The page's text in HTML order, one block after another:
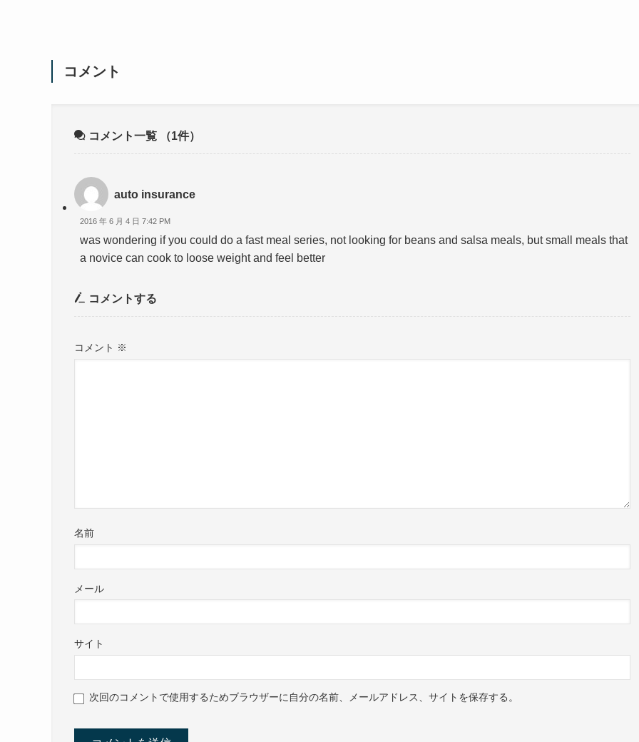
コメント
コメント一覧 （1件）
auto insurance
2016 年 6 月 4 日 7:42 PM
was wondering if you could do a fast meal series, not looking for beans and salsa meals, but small meals that
a novice can cook to loose weight and feel better
コメントする
コメント ※
名前
メール
サイト
次回のコメントで使用するためブラウザーに自分の名前、メールアドレス、サイトを保存する。